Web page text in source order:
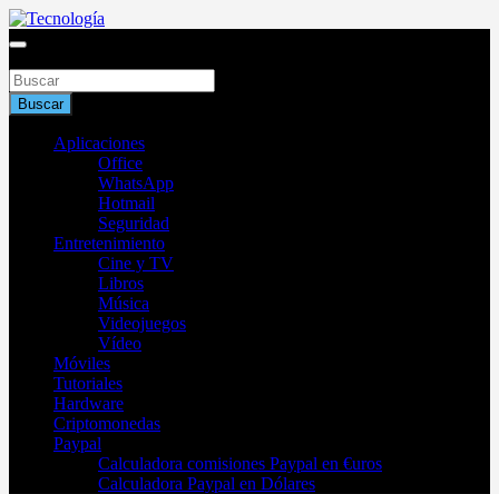
Saltar
al
Tecnología
Buscar
Aplicaciones
Office
WhatsApp
Hotmail
Seguridad
Entretenimiento
Cine y TV
Libros
Música
Videojuegos
Vídeo
Móviles
Tutoriales
Hardware
Criptomonedas
Paypal
Calculadora comisiones Paypal en €uros
Calculadora Paypal en Dólares